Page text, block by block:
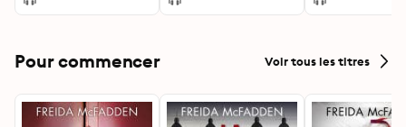
Pour commencer Voir tous les titres